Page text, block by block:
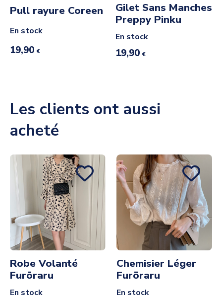
Pull rayure Coreen
En stock
19,90 €
Gilet Sans Manches
Preppy Pinku
En stock
19,90 €
Les clients ont aussi
acheté
Robe Volanté
Furōraru
En stock
Chemisier Léger
Furōraru
En stock